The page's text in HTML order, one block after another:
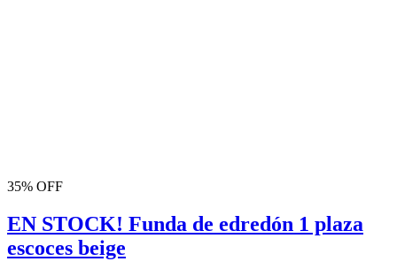
35% OFF
EN STOCK! Funda de edredón 1 plaza
escoces beige